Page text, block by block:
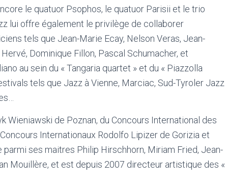
le quatuor Psophos, le quatuor Parisii et le trio
lui offre également le privilège de collaborer
tels que Jean-Marie Ecay, Nelson Veras, Jean-
Dominique Fillon, Pascal Schumacher, et
au sein du « Tangaria quartet » et du « Piazzolla
tels que Jazz à Vienne, Marciac, Sud-Tyroler Jazz
Wieniawski de Poznan, du Concours International des
Internationaux Rodolfo Lipizer de Gorizia et
ses maitres Philip Hirschhorn, Miriam Fried, Jean-
Mouillère, et est depuis 2007 directeur artistique des «